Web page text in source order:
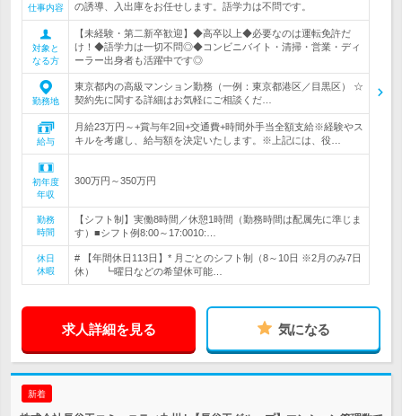
仕事内容
の誘導、入出庫をお任せします。語学力は不問です。
対象と
なる方
【未経験・第二新卒歓迎】◆高卒以上◆必要なのは運転免許だ
け！◆語学力は一切不問◎◆コンビニバイト・清掃・営業・ディ
ーラー出身者も活躍中です◎
勤務地
東京都内の高級マンション勤務（一例：東京都港区／目黒区） ☆
契約先に関する詳細はお気軽にご相談くだ…
給与
月給23万円～+賞与年2回+交通費+時間外手当全額支給※経験やス
キルを考慮し、給与額を決定いたします。※上記には、役…
初年度
年収
300万円～350万円
勤務
時間
【シフト制】実働8時間／休憩1時間（勤務時間は配属先に準じま
す）■シフト例8:00～17:0010:…
休日
休暇
# 【年間休日113日】* 月ごとのシフト制（8～10日 ※2月のみ7日
休） ┗曜日などの希望休可能…
求人詳細を見る 気になる
新着